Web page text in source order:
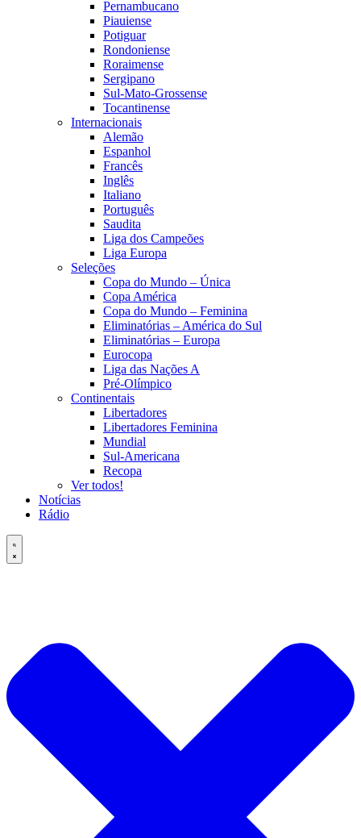
Pernambucano
Piauiense
Potiguar
Rondoniense
Roraimense
Sergipano
Sul-Mato-Grossense
Tocantinense
Internacionais
Alemão
Espanhol
Francês
Inglês
Italiano
Português
Saudita
Liga dos Campeões
Liga Europa
Seleções
Copa do Mundo – Única
Copa América
Copa do Mundo – Feminina
Eliminatórias – América do Sul
Eliminatórias – Europa
Eurocopa
Liga das Nações A
Pré-Olímpico
Continentais
Libertadores
Libertadores Feminina
Mundial
Sul-Americana
Recopa
Ver todos!
Notícias
Rádio